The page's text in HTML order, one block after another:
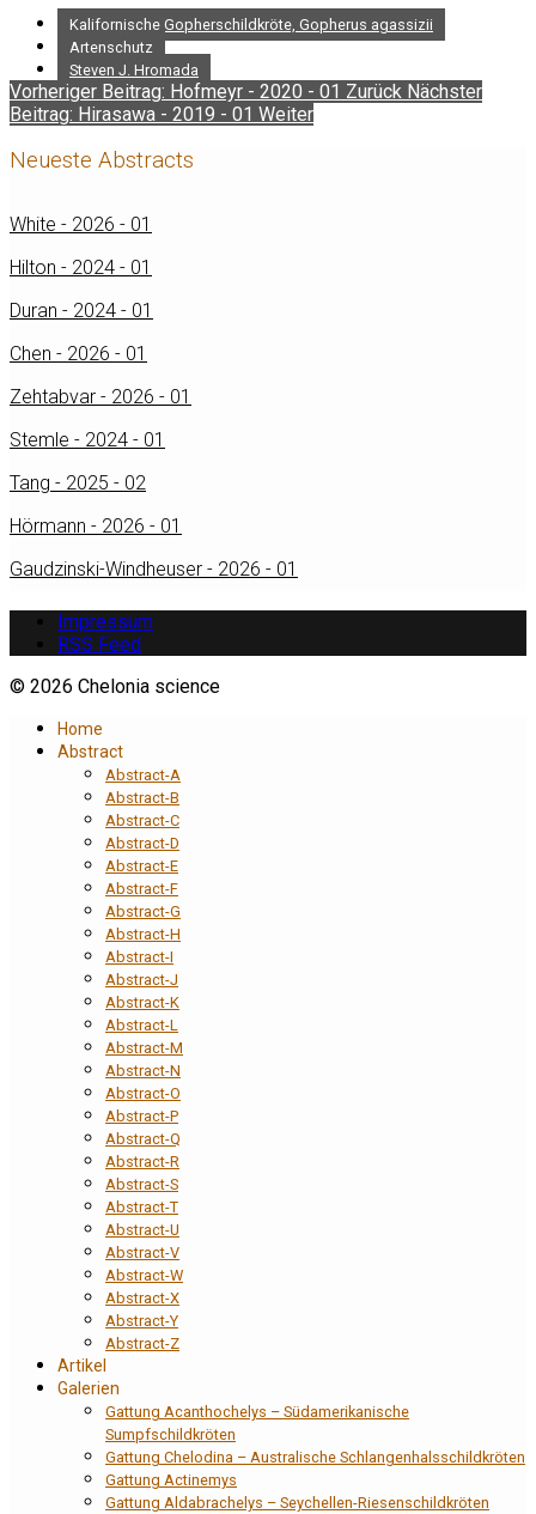
Kalifornische Gopherschildkröte, Gopherus agassizii
Artenschutz
Steven J. Hromada
Vorheriger Beitrag: Hofmeyr - 2020 - 01 Zurück Nächster
Beitrag: Hirasawa - 2019 - 01 Weiter
Neueste Abstracts
White - 2026 - 01
Hilton - 2024 - 01
Duran - 2024 - 01
Chen - 2026 - 01
Zehtabvar - 2026 - 01
Stemle - 2024 - 01
Tang - 2025 - 02
Hörmann - 2026 - 01
Gaudzinski-Windheuser - 2026 - 01
Impressum
RSS Feed
© 2026 Chelonia science
Home
Abstract
Abstract-A
Abstract-B
Abstract-C
Abstract-D
Abstract-E
Abstract-F
Abstract-G
Abstract-H
Abstract-I
Abstract-J
Abstract-K
Abstract-L
Abstract-M
Abstract-N
Abstract-O
Abstract-P
Abstract-Q
Abstract-R
Abstract-S
Abstract-T
Abstract-U
Abstract-V
Abstract-W
Abstract-X
Abstract-Y
Abstract-Z
Artikel
Galerien
Gattung Acanthochelys – Südamerikanische
Sumpfschildkröten
Gattung Chelodina – Australische Schlangenhalsschildkröten
Gattung Actinemys
Gattung Aldabrachelys – Seychellen-Riesenschildkröten